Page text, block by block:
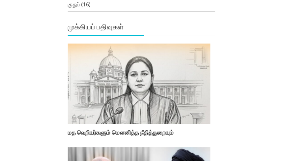
குதுப் (16)
முக்கியப் பதிவுகள்
மத வெறியர்களும் மௌனித்த நீதித்துறையும்